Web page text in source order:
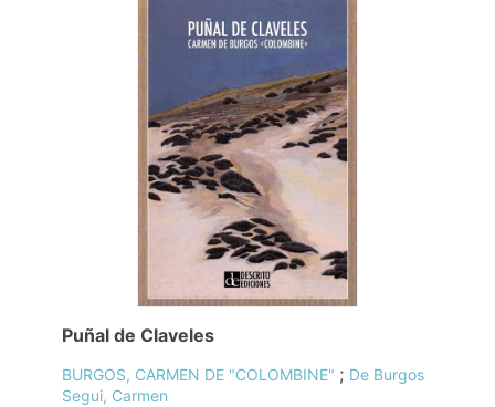
Puñal de Claveles
BURGOS, CARMEN DE "COLOMBINE" ; De Burgos
Segui, Carmen